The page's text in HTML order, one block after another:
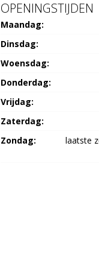
OPENINGSTIJDEN
Maandag:
Dinsdag:
Woensdag:
Donderdag:
Vrijdag:
Zaterdag:
Zondag:
laatste